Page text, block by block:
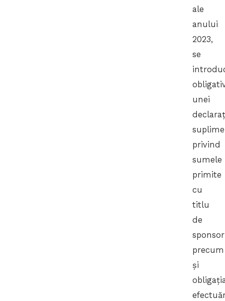
ale
anului
2023,
se
unei
privind
sumele
primite
cu
titlu
de
precum
și